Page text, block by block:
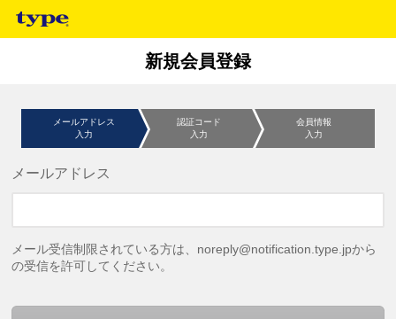
新規会員登録
メールアドレス
入力
認証コード
入力
会員情報
入力
メールアドレス
メール受信制限されている方は、noreply@notification.type.jpから
の受信を許可してください。